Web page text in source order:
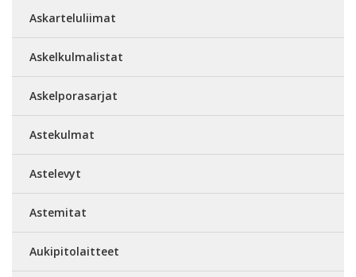
Askarteluliimat
Askelkulmalistat
Askelporasarjat
Astekulmat
Astelevyt
Astemitat
Aukipitolaitteet